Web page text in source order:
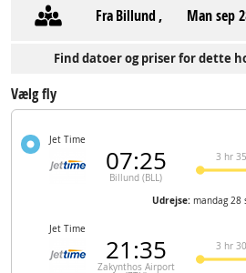
FraBillund, man sep
Find datoer og priser for dette
Vælg fly
Jet Time
07:25
Billund (BLL)
3 hr
Udrejse: mandag 28
Jet Time
21:35
Zakynthos Airport
3 hr